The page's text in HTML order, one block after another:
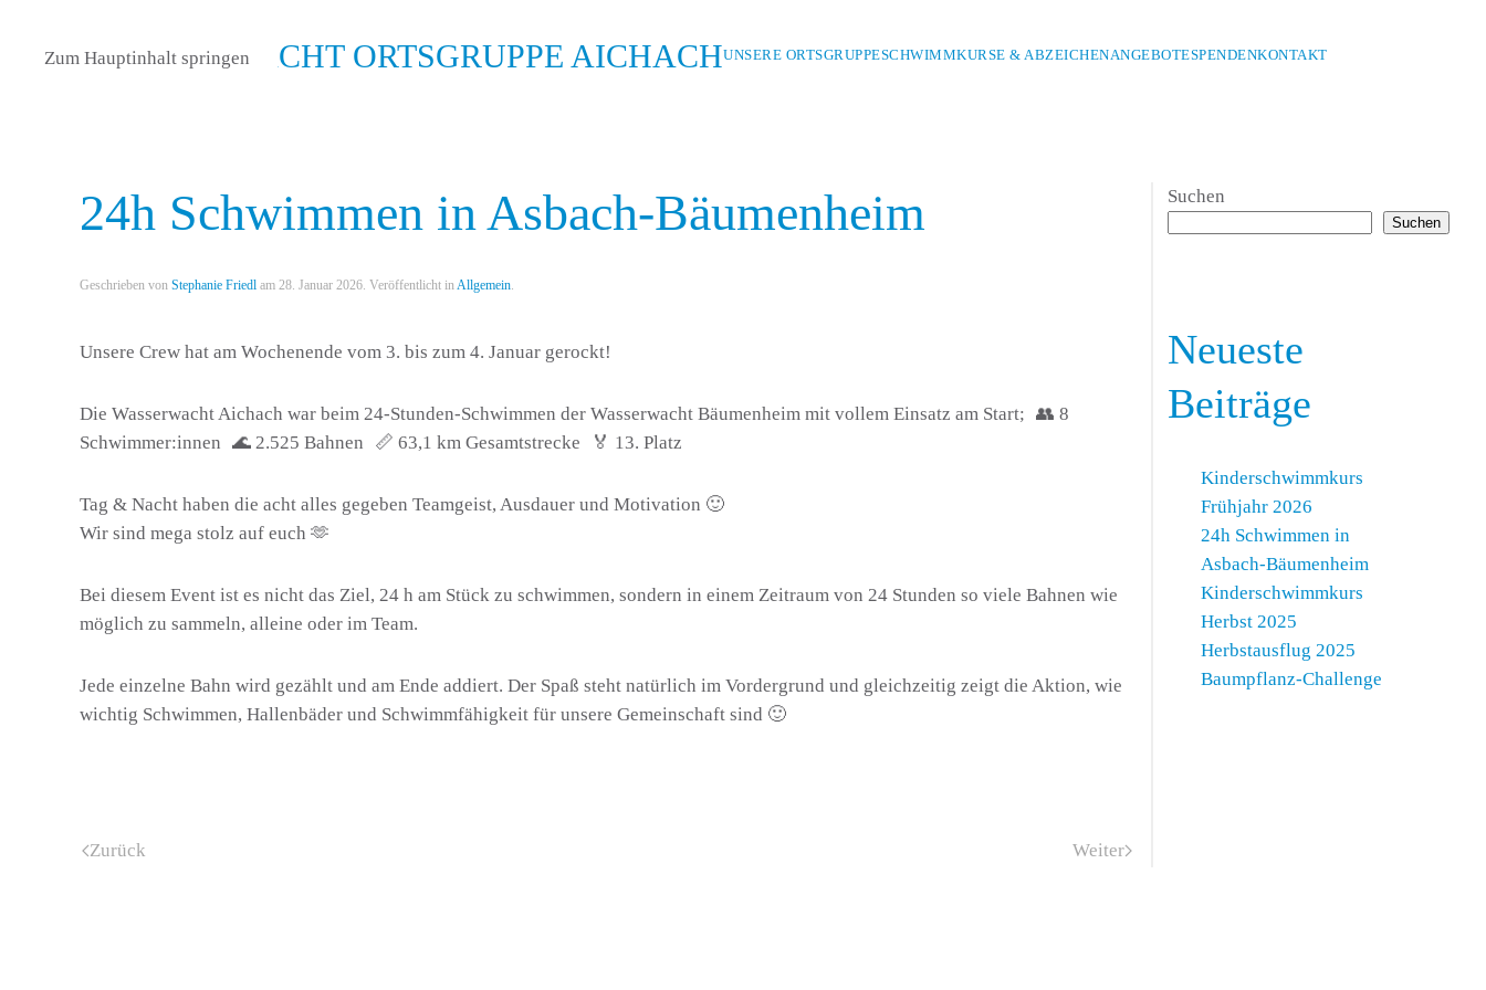
Zum Hauptinhalt springen UNSERE ORTSGRUPPESCHWIMMKURSE & ABZEICHENANGEBOTESPENDENKONTAKT
24h Schwimmen in Asbach-Bäumenheim
Geschrieben von Stephanie Friedl am 28. Januar 2026. Veröffentlicht inAllgemein.
Unsere Crew hat am Wochenende vom 3. bis zum 4. Januar gerockt!
Die Wasserwacht Aichach war beim 24-Stunden-Schwimmen der Wasserwacht Bäumenheim mit vollem Einsatz am Start; 👥 8
Schwimmer:innen 🌊 2.525 Bahnen 📏 63,1 km Gesamtstrecke 🏅 13. Platz
Tag & Nacht haben die acht alles gegeben Teamgeist, Ausdauer und Motivation 🙂
Wir sind mega stolz auf euch 🫶
Bei diesem Event ist es nicht das Ziel, 24 h am Stück zu schwimmen, sondern in einem Zeitraum von 24 Stunden so viele Bahnen wie
möglich zu sammeln, alleine oder im Team.
Jede einzelne Bahn wird gezählt und am Ende addiert. Der Spaß steht natürlich im Vordergrund und gleichzeitig zeigt die Aktion, wie
wichtig Schwimmen, Hallenbäder und Schwimmfähigkeit für unsere Gemeinschaft sind 🙂
Zurück Weiter
Suchen
Suchen
Neueste
Beiträge
Kinderschwimmkurs
Frühjahr 2026
24h Schwimmen in
Asbach-Bäumenheim
Kinderschwimmkurs
Herbst 2025
Herbstausflug 2025
Baumpflanz-Challenge